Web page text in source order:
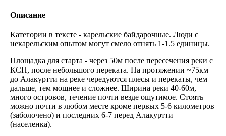
Описание
Категории в тексте - карельские байдарочные. Люди с
некарельским опытом могут смело отнять 1-1.5 единицы.
Площадка для старта - через 50м после пересечения реки с
КСП, после небольшого переката. На протяжении ~75км
до Алакуртти на реке чередуются плесы и перекаты, чем
дальше, тем мощнее и сложнее. Ширина реки 40-60м,
много островов, течение почти везде ощутимое. Стоять
можно почти в любом месте кроме первых 5-6 километров
(заболочено) и последних 6-7 перед Алакуртти
(населенка).